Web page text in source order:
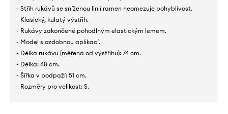
- Střih rukávů se sníženou linií ramen neomezuje pohyblivost.
- Klasický, kulatý výstřih.
- Rukávy zakončené pohodlným elastickým lemem.
- Model s ozdobnou aplikací.
- Délka rukávu (měřena od výstřihu): 74 cm.
- Délka: 48 cm.
- Šířka v podpaží: 51 cm.
- Rozměry pro velikost: S.